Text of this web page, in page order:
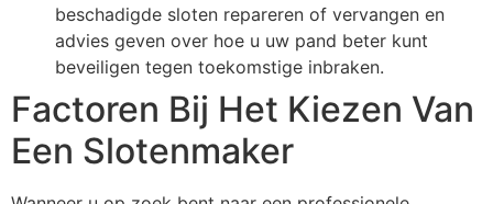
beschadigde sloten repareren of vervangen en
advies geven over hoe u uw pand beter kunt
beveiligen tegen toekomstige inbraken.
Factoren Bij Het Kiezen Van
Een Slotenmaker